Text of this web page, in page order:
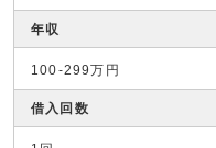
年収
100-299万円
借入回数